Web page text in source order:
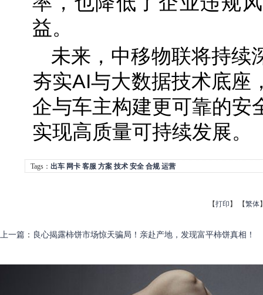
益。
未来，中移物联将持续
夯实AI与大数据技术底座
企与车主构建更可靠的安
实现高质量可持续发展。
Tags： 出车 网卡 客服 方案 技术 安全 合规 运营
【打印 】 【繁体
上一篇 ： 良心揭露柿饼市场惊天骗局！亲赴产地，发现富平柿饼真相！